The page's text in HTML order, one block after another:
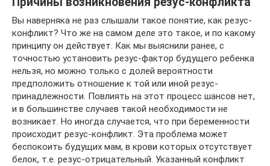
Вы наверняка не раз слышали такое понятие, как резус-
конфликт? Что же на самом деле это такое, и по какому
принципу он действует. Как мы выяснили ранее, с
точностью установить резус-фактор будущего ребенка
нельзя, но можно только с долей вероятности
предположить отношение к той или иной резус-
принадлежности. Повлиять на этот процесс шансов нет,
и в большинстве случаев такой необходимости не
возникает. Но иногда случается, что при беременности
происходит резус-конфликт. Эта проблема может
беспокоить будущих мам, в крови которых отсутствует
белок, т.е. резус-отрицательный. Указанный конфликт